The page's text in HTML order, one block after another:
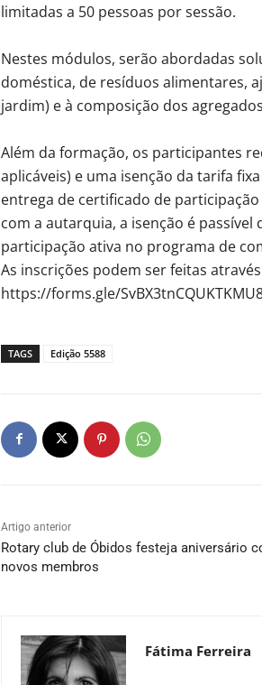
limitadas a 50 pessoas por sessão.
Nestes módulos, serão abordadas
doméstica, de resíduos alimentares,
jardim) e à composição dos
Além da formação, os participantes
aplicáveis) e uma isenção da tarifa
entrega de certificado de
com a autarquia, a isenção é
participação ativa no programa de
As inscrições podem ser feitas
https://forms.gle/
TAGS Edição 5588
Artigo anterior
Rotary club de Óbidos festeja aniversário
novos membros
Fátima Ferreira